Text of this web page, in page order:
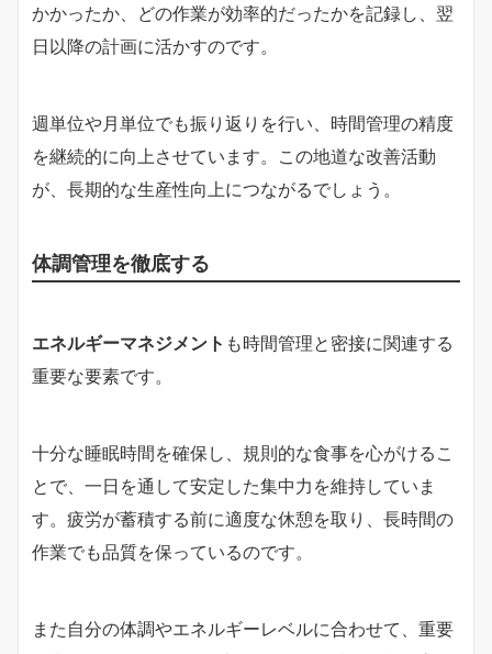
かかったか、どの作業が効率的だったかを記録し、翌
日以降の計画に活かすのです。
週単位や月単位でも振り返りを行い、時間管理の精度
を継続的に向上させています。この地道な改善活動
が、長期的な生産性向上につながるでしょう。
体調管理を徹底する
エネルギーマネジメント も時間管理と密接に関連する
重要な要素です。
十分な睡眠時間を確保し、規則的な食事を心がけるこ
とで、一日を通して安定した集中力を維持していま
す。疲労が蓄積する前に適度な休憩を取り、長時間の
作業でも品質を保っているのです。
また自分の体調やエネルギーレベルに合わせて、重要